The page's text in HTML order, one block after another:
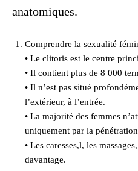
anatomiques.
Comprendre la sexualité
• Le clitoris est le centre
• Il contient plus de 8 000
• Il n’est pas situé
l’extérieur, à l’entrée.
• La majorité des femmes
uniquement par la
• Les caresses,l, les
davantage.